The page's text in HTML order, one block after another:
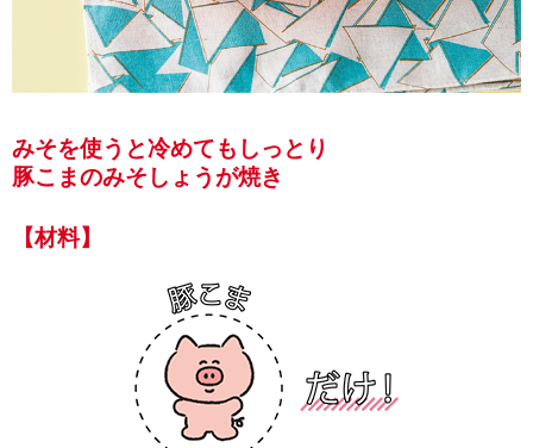
みそを使うと冷めてもしっとり
豚こまのみそしょうが焼き
【材料】